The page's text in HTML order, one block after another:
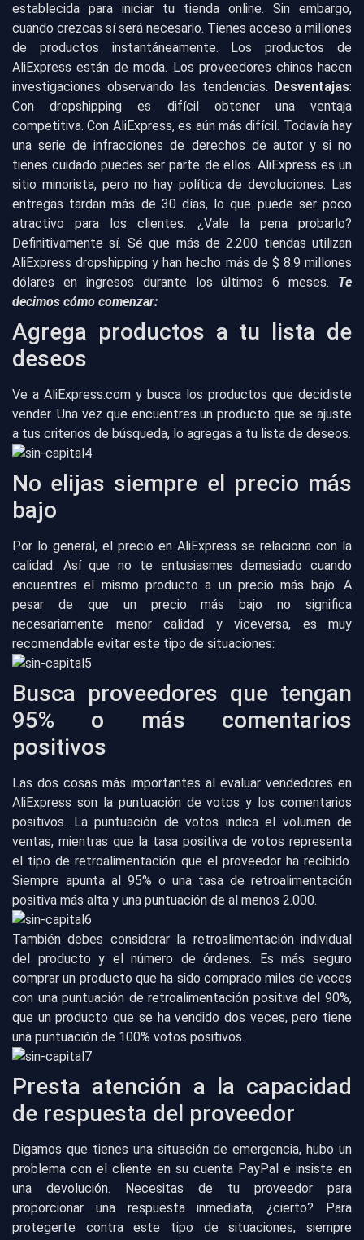
establecida para iniciar tu tienda online. Sin embargo,
cuando crezcas sí será necesario. Tienes acceso a millones
de productos instantáneamente. Los productos de
AliExpress están de moda. Los proveedores chinos hacen
investigaciones observando las tendencias. Desventajas:
Con dropshipping es difícil obtener una ventaja
competitiva. Con AliExpress, es aún más difícil. Todavía hay
una serie de infracciones de derechos de autor y si no
tienes cuidado puedes ser parte de ellos. AliExpress es un
sitio minorista, pero no hay política de devoluciones. Las
entregas tardan más de 30 días, lo que puede ser poco
atractivo para los clientes. ¿Vale la pena probarlo?
Definitivamente sí. Sé que más de 2.200 tiendas utilizan
AliExpress dropshipping y han hecho más de $ 8.9 millones
dólares en ingresos durante los últimos 6 meses. Te
decimos cómo comenzar:
Agrega productos a tu lista de
deseos
Ve a AliExpress.com y busca los productos que decidiste
vender. Una vez que encuentres un producto que se ajuste
a tus criterios de búsqueda, lo agregas a tu lista de deseos.
No elijas siempre el precio más
bajo
Por lo general, el precio en AliExpress se relaciona con la
calidad. Así que no te entusiasmes demasiado cuando
encuentres el mismo producto a un precio más bajo. A
pesar de que un precio más bajo no significa
necesariamente menor calidad y viceversa, es muy
recomendable evitar este tipo de situaciones:
Busca proveedores que tengan
95% o más comentarios
positivos
Las dos cosas más importantes al evaluar vendedores en
AliExpress son la puntuación de votos y los comentarios
positivos. La puntuación de votos indica el volumen de
ventas, mientras que la tasa positiva de votos representa
el tipo de retroalimentación que el proveedor ha recibido.
Siempre apunta al 95% o una tasa de retroalimentación
positiva más alta y una puntuación de al menos 2.000.
También debes considerar la retroalimentación individual
del producto y el número de órdenes. Es más seguro
comprar un producto que ha sido comprado miles de veces
con una puntuación de retroalimentación positiva del 90%,
que un producto que se ha vendido dos veces, pero tiene
una puntuación de 100% votos positivos.
Presta atención a la capacidad
de respuesta del proveedor
Digamos que tienes una situación de emergencia, hubo un
problema con el cliente en su cuenta PayPal e insiste en
una devolución. Necesitas de tu proveedor para
proporcionar una respuesta inmediata, ¿cierto? Para
protegerte contra este tipo de situaciones, siempre